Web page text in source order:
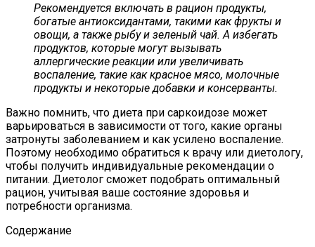
Рекомендуется включать в рацион продукты,
богатые антиоксидантами, такими как фрукты и
овощи, а также рыбу и зеленый чай. А избегать
продуктов, которые могут вызывать
аллергические реакции или увеличивать
воспаление, такие как красное мясо, молочные
продукты и некоторые добавки и консерванты.
Важно помнить, что диета при саркоидозе может
варьироваться в зависимости от того, какие органы
затронуты заболеванием и как усилено воспаление.
Поэтому необходимо обратиться к врачу или диетологу,
чтобы получить индивидуальные рекомендации о
питании. Диетолог сможет подобрать оптимальный
рацион, учитывая ваше состояние здоровья и
потребности организма.
Содержание